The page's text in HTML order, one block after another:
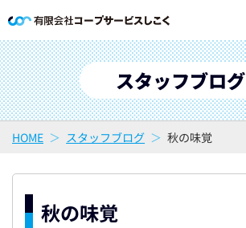
スタッフブログ
HOME スタッフブログ 秋の味覚
秋の味覚